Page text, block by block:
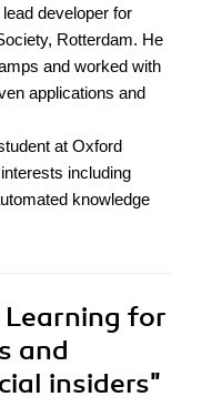
developer for
Rotterdam. He
and worked with
applications and
at Oxford
including
knowledge
for
and
insiders"